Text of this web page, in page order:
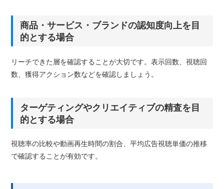
商品・サービス・ブランドの認知度向上を目
的とする場合
リーチできた層を確認することが大切です。表示回数、視聴回
数、獲得アクション数などを確認しましょう。
ターゲティングやクリエイティブの精査を目
的とする場合
視聴率の比較や動画再生時間の割合、平均広告視聴単価の推移
で確認することが有効です。